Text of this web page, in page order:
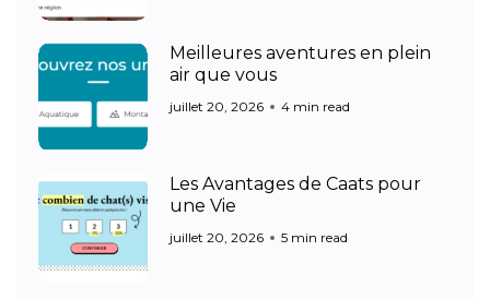
Meilleures aventures en plein
air que vous
juillet 20, 2026 4 min read
Les Avantages de Caats pour
une Vie
juillet 20, 2026 5 min read